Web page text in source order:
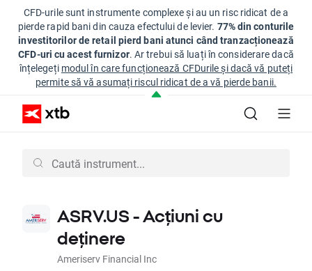
CFD-urile sunt instrumente complexe și au un risc ridicat de a
pierde rapid bani din cauza efectului de levier. 77% din conturile
investitorilor de retail pierd bani atunci când tranzacționează
CFD-uri cu acest furnizor. Ar trebui să luați în considerare dacă
înțelegeți modul în care funcționează CFDurile și dacă vă puteți
permite să vă asumați riscul ridicat de a vă pierde banii.
ASRV.US - Acțiuni cu
deținere
Ameriserv Financial Inc